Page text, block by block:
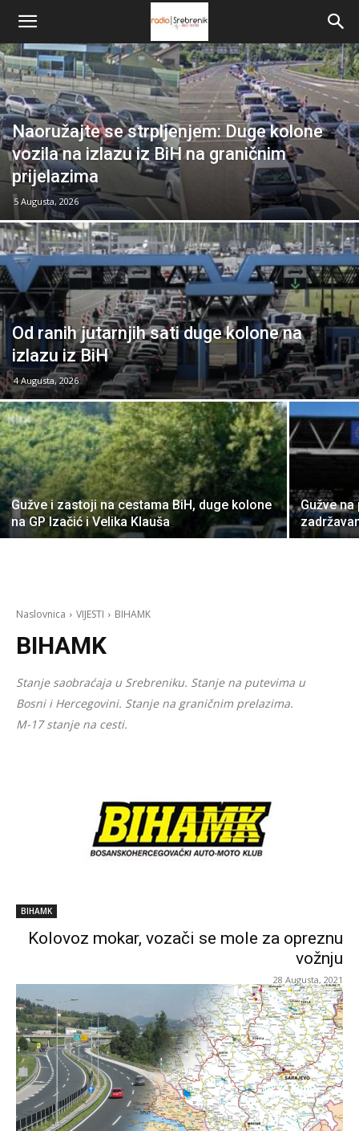
Naoružajte se strpljenjem: Duge kolone
vozila na izlazu iz BiH na graničnim
prijelazima
5 Augusta, 2026
Od ranih jutarnjih sati duge kolone na
izlazu iz BiH
4 Augusta, 2026
Gužve i zastoji na cestama BiH, duge kolone
na GP Izačić i Velika Klauša
Gužve
Naslovnica VIJESTI BIHAMK
BIHAMK
Stanje saobraćaja u Srebreniku. Stanje na putevima u
Bosni i Hercegovini. Stanje na graničnim prelazima.
M-17 stanje na cesti.
BIHAMK
Kolovoz mokar, vozači se mole za opreznu
vožnju
28 Augusta, 2021